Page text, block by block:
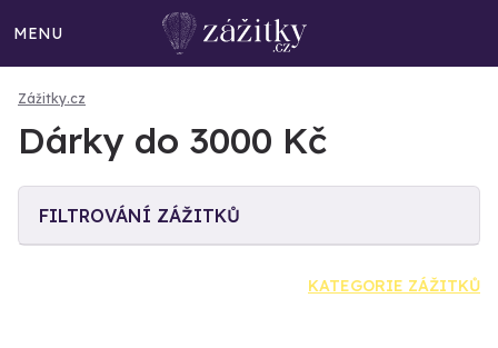
MENU
Zážitky.cz
Dárky do 3000 Kč
FILTROVÁNÍ ZÁŽITKŮ
KATEGORIE ZÁŽITKŮ